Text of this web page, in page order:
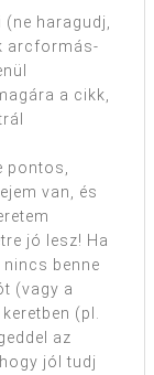
haragudj,
arcformás-
a cikk,
pontos,
van, és
jó lesz! Ha
benne
(vagy a
(pl.
az
jól tudj